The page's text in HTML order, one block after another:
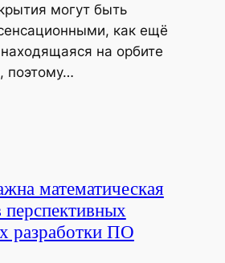
могут быть
как ещё
на орбите
поэтому…
математическая
перспективных
разработки ПО